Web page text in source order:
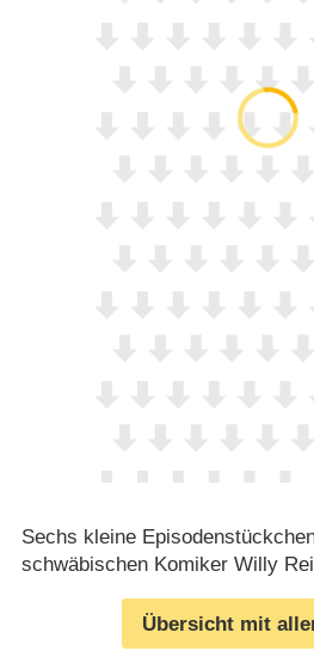
Sechs kleine
schwäbischen Komiker Willy
Übersicht mit